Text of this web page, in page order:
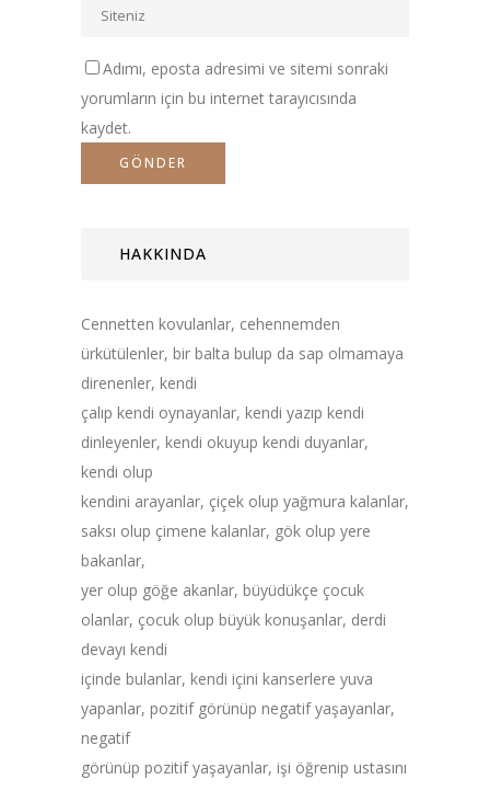
Adımı, eposta adresimi ve sitemi sonraki
yorumların için bu internet tarayıcısında
kaydet.
HAKKINDA
Cennetten kovulanlar, cehennemden
ürkütülenler, bir balta bulup da sap olmamaya
direnenler, kendi
çalıp kendi oynayanlar, kendi yazıp kendi
dinleyenler, kendi okuyup kendi duyanlar,
kendi olup
kendini arayanlar, çiçek olup yağmura kalanlar,
saksı olup çimene kalanlar, gök olup yere
bakanlar,
yer olup göğe akanlar, büyüdükçe çocuk
olanlar, çocuk olup büyük konuşanlar, derdi
devayı kendi
içinde bulanlar, kendi içini kanserlere yuva
yapanlar, pozitif görünüp negatif yaşayanlar,
negatif
görünüp pozitif yaşayanlar, işi öğrenip ustasını